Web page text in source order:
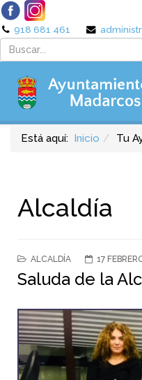
918 681 461
Está aquí: Inicio Tu
Alcaldía
ALCALDÍA 17
Saluda de la